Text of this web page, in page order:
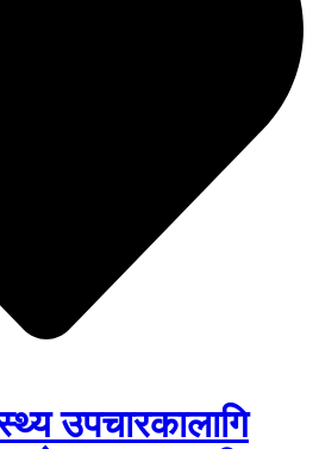
उपचारकालागि